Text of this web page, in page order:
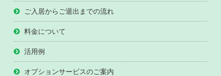
ご入居からご退出までの流れ
料金について
活用例
オプションサービスのご案内